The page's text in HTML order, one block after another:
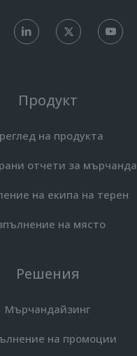
Продукт
на продукта
отчети за
на екипа на терен
на място
Решения
Мърчандайзинг
на промоции